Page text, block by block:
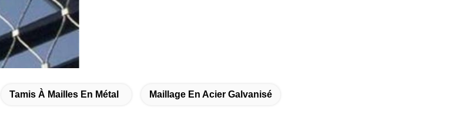
Tamis À Mailles En Métal Maillage En Acier Galvanisé